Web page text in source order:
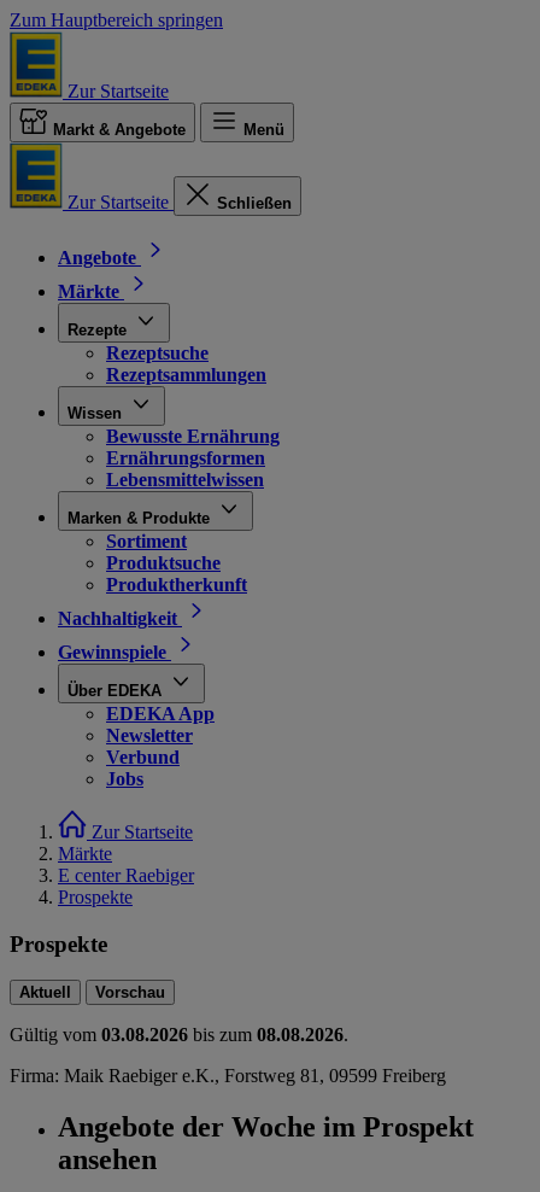
Zum Hauptbereich springen
Zur Startseite
Markt & Angebote Menü
Zur Startseite Schließen
Angebote
Märkte
Rezepte
Rezeptsuche
Rezeptsammlungen
Wissen
Bewusste Ernährung
Ernährungsformen
Lebensmittelwissen
Marken & Produkte
Sortiment
Produktsuche
Produktherkunft
Nachhaltigkeit
Gewinnspiele
Über EDEKA
EDEKA App
Newsletter
Verbund
Jobs
Zur Startseite
Märkte
E center Raebiger
Prospekte
Prospekte
Aktuell Vorschau
Gültig vom 03.08.2026 bis zum 08.08.2026.
Firma: Maik Raebiger e.K., Forstweg 81, 09599 Freiberg
Angebote der Woche im Prospekt
ansehen